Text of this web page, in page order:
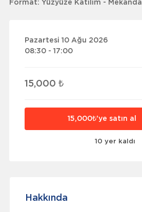
Format: Yüzyüze Katılım - Mekanda
Pazartesi 10 Ağu 2026
08:30 - 17:00
15,000 ₺
15,000₺'ye satın al
10 yer kaldı
Hakkında